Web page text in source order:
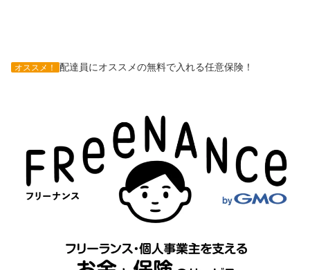
オススメ！ 配達員にオススメの無料で入れる任意保険！